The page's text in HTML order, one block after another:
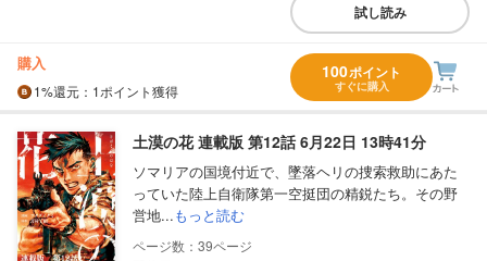
試し読み
購入
1%還元 ：1ポイント獲得
100ポイント
すぐに購入
土漠の花 連載版 第12話 6月22日 13時41分
ソマリアの国境付近で、墜落ヘリの捜索救助にあた
っていた陸上自衛隊第一空挺団の精鋭たち。その野
営地...もっと読む
39